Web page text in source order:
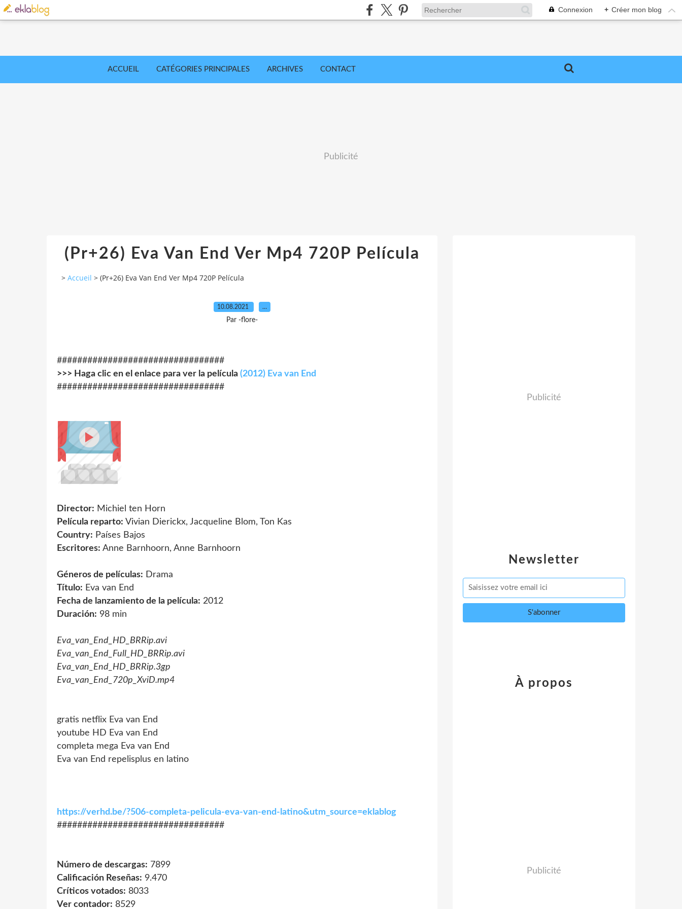
Connexion + Créer mon blog
ACCUEIL CATÉGORIES PRINCIPALES ARCHIVES CONTACT
Publicité
(Pr+26) Eva Van End Ver Mp4 720P Película
> Accueil > (Pr+26) Eva Van End Ver Mp4 720P Película
10.08.2021 …
Par -flore-
#################################
>>> Haga clic en el enlace para ver la película (2012) Eva van End
#################################
Director: Michiel ten Horn
Película reparto: Vivian Dierickx, Jacqueline Blom, Ton Kas
Country: Países Bajos
Escritores: Anne Barnhoorn, Anne Barnhoorn
Géneros de películas: Drama
Título: Eva van End
Fecha de lanzamiento de la película: 2012
Duración: 98 min
Eva_van_End_HD_BRRip.avi
Eva_van_End_Full_HD_BRRip.avi
Eva_van_End_HD_BRRip.3gp
Eva_van_End_720p_XviD.mp4
gratis netflix Eva van End
youtube HD Eva van End
completa mega Eva van End
Eva van End repelisplus en latino
https://verhd.be/?506-completa-pelicula-eva-van-end-latino&utm_source=eklablog
#################################
Número de descargas: 7899
Calificación Reseñas: 9.470
Críticos votados: 8033
Ver contador: 8529
Newsletter
Publicité
À propos
Publicité